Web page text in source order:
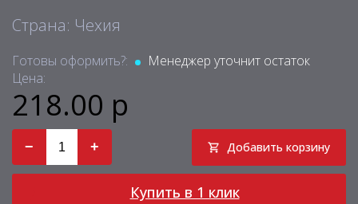
Страна: Чехия
Готовы оформить?:
Менеджер уточнит остаток
Цена:
218.00 р
− + Добавить корзину
Купить в 1 клик